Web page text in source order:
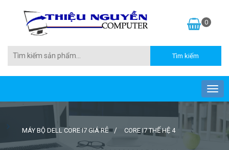
0
MÁY BỘ DELL CORE I7 GIÁ RẺ CORE I7 THẾ HỆ 4